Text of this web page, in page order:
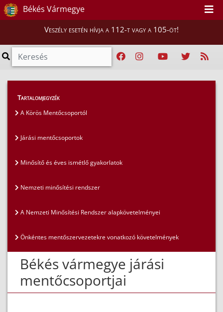
Békés Vármegye
Veszély esetén hívja a 112-t vagy a 105-öt!
Magunkról
Járási mentőcsoportok
Tartalomjegyzék
A Körös Mentőcsoportól
Járási mentőcsoportok
Minősítő és éves ismétlő gyakorlatok
Nemzeti minősítési rendszer
A Nemzeti Minősítési Rendszer alapkövetelményei
Önkéntes mentőszervezetekre vonatkozó követelmények
Békés vármegye járási
mentőcsoportjai